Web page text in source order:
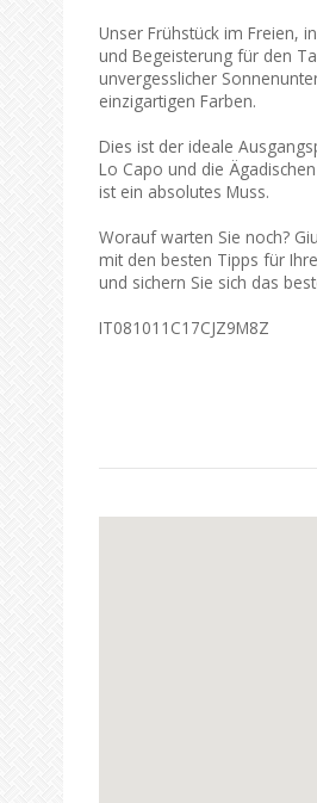
Unser Frühstück im Freien,
und Begeisterung für den
unvergesslicher
einzigartigen Farben.
Dies ist der ideale
Lo Capo und die
ist ein absolutes Muss.
Worauf warten Sie noch?
mit den besten Tipps für
und sichern Sie sich das
IT081011C17CJZ9M8Z